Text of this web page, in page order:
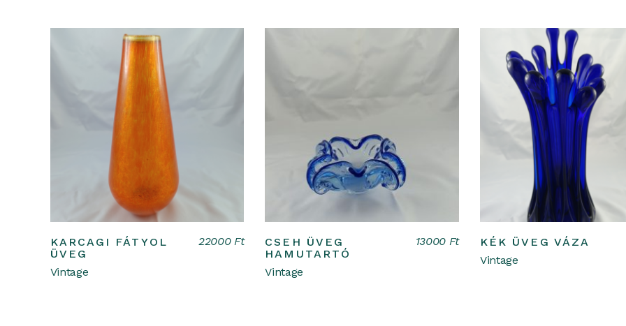
Kosárba teszem
KARCAGI FÁTYOL
ÜVEG
22000 Ft
Vintage
Kosárba teszem
CSEH ÜVEG
HAMUTARTÓ
13000 Ft
Vintage
Kosárba teszem
KÉK ÜVEG VÁZA
Vintage